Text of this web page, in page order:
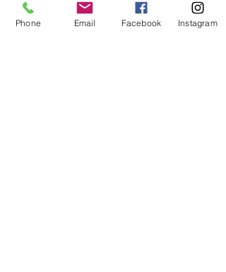
Phone Email Facebook Instagram